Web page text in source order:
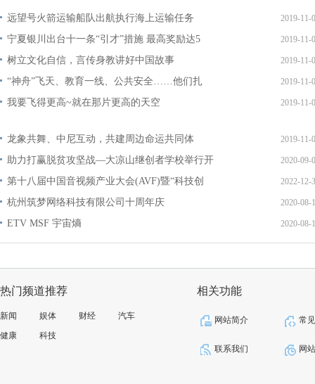
远望号火箭运输船队出航执行海上运输任务 2019-11-
宁夏银川出台十一条“引才”措施 最高奖励达5 2019-11-
树立文化自信，言传身教讲好中国故事 2019-11-
“神舟”飞天、教育一线、公共安全……他们扎 2019-11-
我要飞得更高~就在那片更高的天空 2019-11-
龙象共舞、中尼互动，共建周边命运共同体 2019-11-
助力打赢脱贫攻坚战—大凉山继创者学校举行开 2020-09-
第十八届中国音视频产业大会(AVF)暨“科技创 2022-12-
杭州筑梦网络科技有限公司十周年庆 2020-08-
ETV MSF 宇宙熵 2020-08-
热门频道推荐
新闻 娱体 财经
汽车
健康
科技
相关功能
网站简介 常
联系我们 网